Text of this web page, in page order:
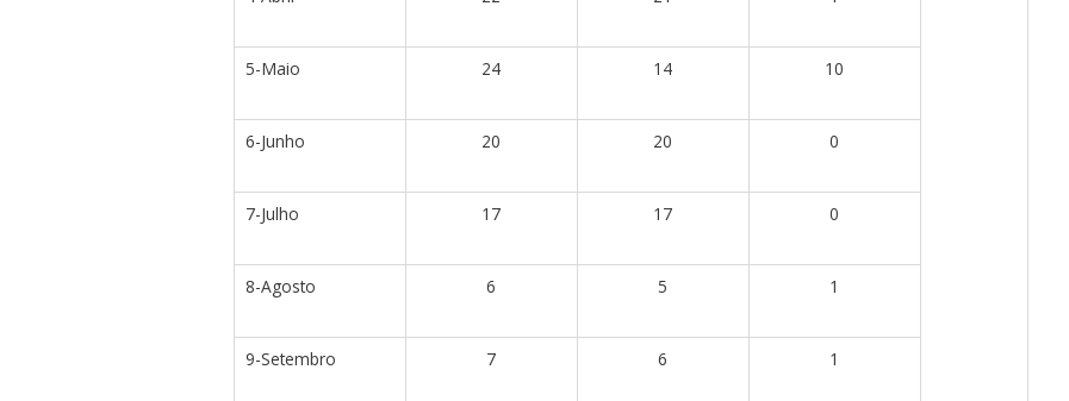
5-Maio 24 14 10
6-Junho 20 20 0
7-Julho 17 17 0
8-Agosto 6 5 1
9-Setembro 7 6 1